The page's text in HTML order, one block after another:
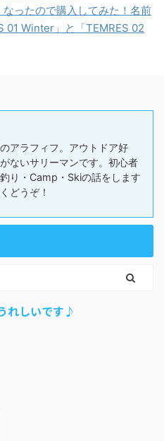
ったので購入してみた！名前
01 Winter」と「TEMRES 02
アラフィフ。アウトドア好
ないサリーマンです。初心者
り・Camp・Skiの話をします
どうぞ！
れしいです♪